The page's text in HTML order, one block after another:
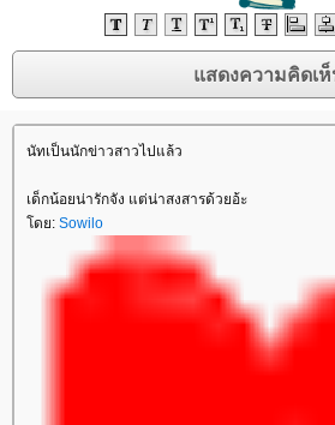
นัทเป็นนักข่าวสาวไปแล้ว
เด็กน้อยน่ารักจัง แต่น่าสงสารด้วยอ้ะ
ดย: Sowilo